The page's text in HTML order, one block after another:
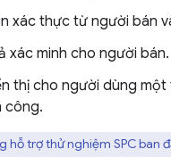
xác thực từ người bán
xác minh cho người bán.
thị cho người dùng
công.
hỗ trợ thử nghiệm SPC ban